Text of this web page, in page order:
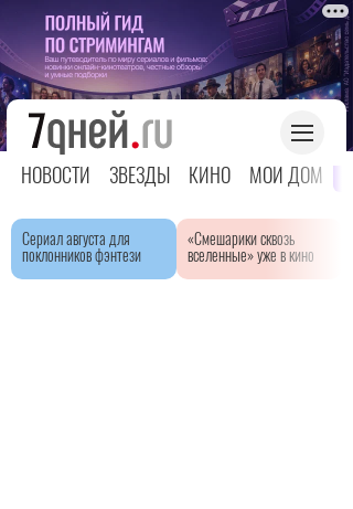
НОВОСТИ ЗВЕЗДЫ КИНО МОЙ ДОМ
Сериал августа для
поклонников фэнтези
«Смешарики сквозь
вселенные» уже в кино